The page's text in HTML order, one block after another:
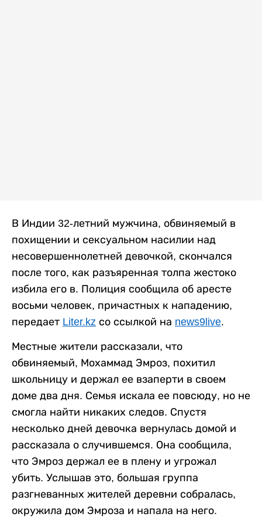
В Индии 32-летний мужчина, обвиняемый в
похищении и сексуальном насилии над
несовершеннолетней девочкой, скончался
после того, как разъяренная толпа жестоко
избила его в. Полиция сообщила об аресте
восьми человек, причастных к нападению,
передает Liter.kz со ссылкой на news9live.
Местные жители рассказали, что
обвиняемый, Мохаммад Эмроз, похитил
школьницу и держал ее взаперти в своем
доме два дня. Семья искала ее повсюду, но не
смогла найти никаких следов. Спустя
несколько дней девочка вернулась домой и
рассказала о случившемся. Она сообщила,
что Эмроз держал ее в плену и угрожал
убить. Услышав это, большая группа
разгневанных жителей деревни собралась,
окружила дом Эмроза и напала на него.